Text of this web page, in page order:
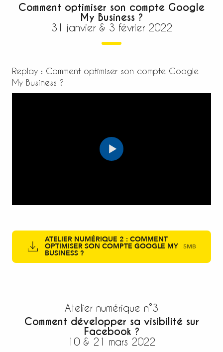
Comment optimiser son compte Google
My Business ?
31 janvier & 3 février 2022
Replay : Comment optimiser son compte Google
My Business ?
ATELIER NUMÉRIQUE 2 : COMMENT
OPTIMISER SON COMPTE GOOGLE MY
BUSINESS ?
5MB
Atelier numérique n°3
Comment développer sa visibilité sur
Facebook ?
10 & 21 mars 2022